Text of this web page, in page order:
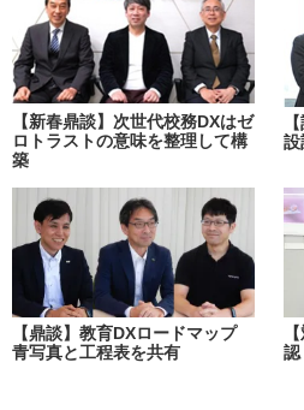
【新春鼎談】次世代校務DXはゼ
ロトラストの意味を整理して構
築
設
【鼎談】教育DXロードマップ
青写真と工程表を共有
認